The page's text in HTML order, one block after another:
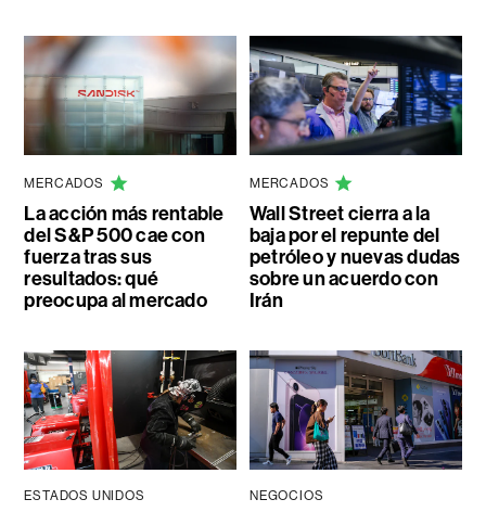
MERCADOS
La acción más rentable
del S&P 500 cae con
fuerza tras sus
resultados: qué
preocupa al mercado
MERCADOS
Wall Street cierra a la
baja por el repunte del
petróleo y nuevas dudas
sobre un acuerdo con
Irán
ESTADOS UNIDOS NEGOCIOS